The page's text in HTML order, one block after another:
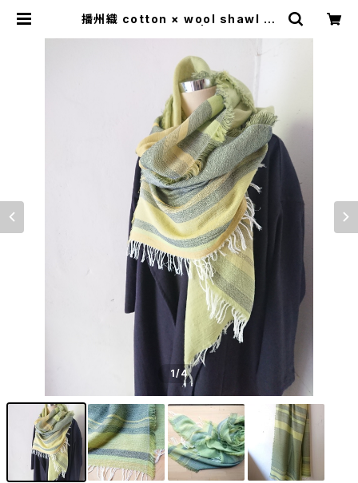
播州織 cotton × wool shawl __
1/4